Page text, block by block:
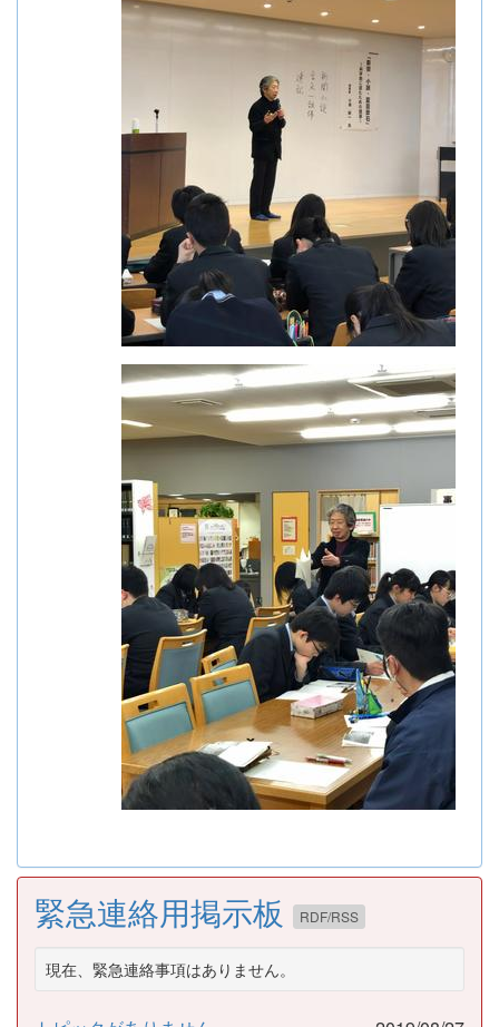
緊急連絡用掲示板 RDF/RSS
現在、緊急連絡事項はありません。